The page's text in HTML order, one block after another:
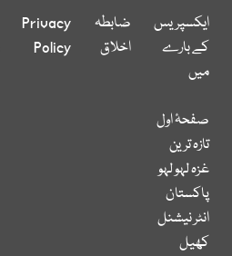
ایکسپریس
کے بارے
میں
ضابطہ
اخلاق
Privacy
Policy
صفحۂ اول
تازہ ترین
غزہ لہو لہو
پاکستان
انٹر نیشنل
کھیل